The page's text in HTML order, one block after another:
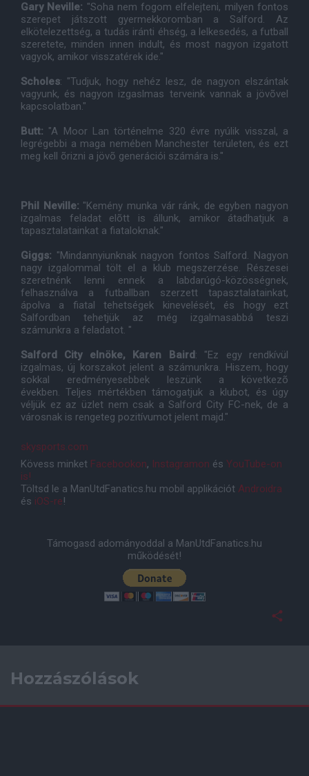
Gary Neville: "Soha nem fogom elfelejteni, milyen fontos
szerepet játszott gyermekkoromban a Salford. Az
elkötelezettség, a tudás iránti éhség, a lelkesedés, a futball
szeretete, minden innen indult, és most nagyon izgatott
vagyok, amikor visszatérek ide."
Scholes: "Tudjuk, hogy nehéz lesz, de nagyon elszántak
vagyunk, és nagyon izgaslmas terveink vannak a jövõvel
kapcsolatban."
Butt: "A Moor Lan történelme 320 évre nyúlik visszal, a
legrégebbi a maga nemében Manchester területen, és ezt
meg kell õrizni a jövõ generációi számára is."
Phil Neville: "Kemény munka vár ránk, de egyben nagyon
izgalmas feladat elõtt is állunk, amikor átadhatjuk a
tapasztalatainkat a fiataloknak."
Giggs: "Mindannyiunknak nagyon fontos Salford. Nagyon
nagy izgalommal tölt el a klub megszerzése. Részesei
szeretnénk lenni ennek a labdarúgó-közösségnek,
felhasználva a futballban szerzett tapasztalatainkat,
ápolva a fiatal tehetségek kinevelését, és hogy ezt
Salfordban tehetjük az még izgalmasabbá teszi
számunkra a feladatot. "
Salford City elnöke, Karen Baird: "Ez egy rendkívül
izgalmas, új korszakot jelent a számunkra. Hiszem, hogy
sokkal eredményesebbek leszünk a következõ
években. Teljes mértékben támogatjuk a klubot, és úgy
véljük ez az üzlet nem csak a Salford City FC-nek, de a
városnak is rengeteg pozitívumot jelent majd."
skysports.com
Kövess minket Facebookon, Instagramon és YouTube-on
is!
Töltsd le a ManUtdFanatics.hu mobil applikációt Androidra
és iOS-re!
Támogasd adományoddal a ManUtdFanatics.hu
működését!
Hozzászólások